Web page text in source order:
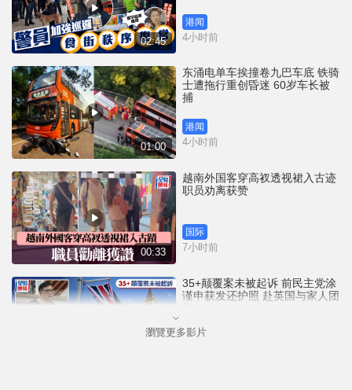
02:45
港闻
4小时前
01:00
东涌电单车挨撞卷九巴车底 铁骑
士遭拖行重创昏迷 60岁车长被
捕
港闻
4小时前
00:33
越南外国客穿高衩透视裙入古迹
职员劝离获赞
国际
7小时前
35+颠覆案未被起诉 前民主党涂
谨申获发还护照 赴英国与家人团
港闻
瀏覽更多影片